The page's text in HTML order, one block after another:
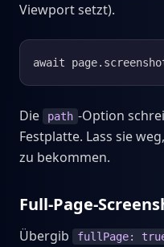
Viewport setzt).
await
Die path -Option
Festplatte. Lass sie
zu bekommen.
Full-Page-
Übergib fullPage: